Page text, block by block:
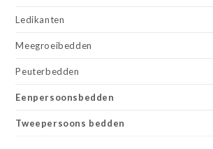
Ledikanten
Meegroeibedden
Peuterbedden
Eenpersoonsbedden
Tweepersoons bedden